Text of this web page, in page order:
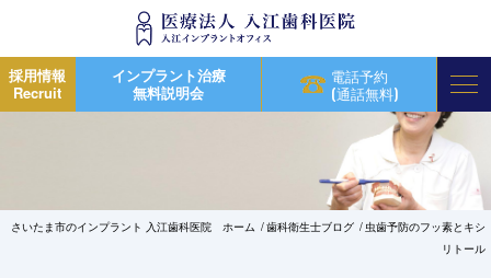
採用情報
Recruit
インプラント治療
無料説明会
電話予約
(通話無料)
さいたま市のインプラント 入江歯科医院 ホーム 歯科衛生士ブログ
虫歯予防のフッ素とキシ
リトール